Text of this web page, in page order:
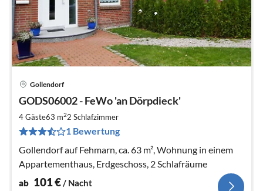
Gollendorf
GODS06002 - FeWo 'an Dörpdieck'
4 Gäste63 m22 Schlafzimmer
1 Bewertung
Gollendorf auf Fehmarn, ca. 63 m², Wohnung in einem
Appartementhaus, Erdgeschoss, 2 Schlafräume
ab 101€ / Nacht